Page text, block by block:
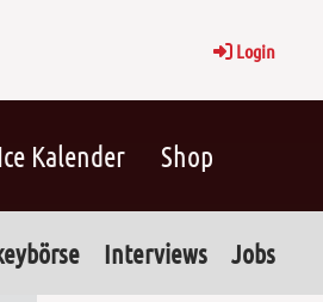
Login
Kalender Shop
Interviews Jobs